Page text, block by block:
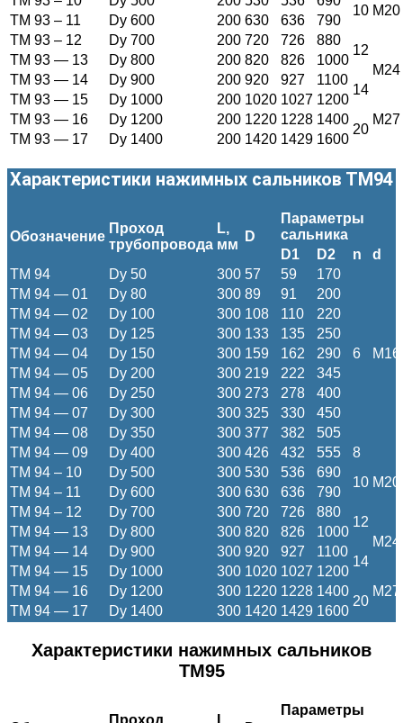
M20
10
ТМ 93 – 11 Dy 600 200 630 636
790
ТМ 93 – 12
Dy 700 200 720 726 880
12
ТМ 93 — 13 Dy 800 200 820 826 1000
M24
ТМ 93 — 14 Dy 900 200 920 927 1100
14
ТМ 93 — 15 Dy 1000 200 1020 1027 1200
M27
ТМ 93 — 16 Dy 1200 200 1220 1228 1400
20
ТМ 93 — 17 Dy 1400 200 1420 1429 1600
Характеристики нажимных сальников ТМ94
Обозначение
Проход
трубопровода
L,
мм
D
Параметры
сальника
D1
D2 n
d
ТМ 94
Dy 50 300 57 59 170
6 M16
ТМ 94 — 01 Dy 80 300 89 91
200
ТМ 94 — 02
Dy 100 300 108 110
220
ТМ 94 — 03
Dy 125 300 133 135
250
ТМ 94 — 04
Dy 150 300 159 162
290
ТМ 94 — 05
Dy 200 300 219 222
345
ТМ 94 — 06
Dy 250 300 273 278
400
ТМ 94 — 07
Dy 300 300 325 330
450
ТМ 94 — 08
Dy 350 300 377 382
505
ТМ 94 — 09
Dy 400 300 426 432 555
8
M20
ТМ 94 – 10 Dy 500 300 530 536 690
10
ТМ 94 – 11 Dy 600 300 630 636
790
ТМ 94 – 12
Dy 700 300 720 726 880
12
ТМ 94 — 13 Dy 800 300 820 826 1000
M24
ТМ 94 — 14 Dy 900 300 920 927 1100
14
ТМ 94 — 15 Dy 1000 300 1020 1027 1200
M27
ТМ 94 — 16 Dy 1200 300 1220 1228 1400
20
ТМ 94 — 17 Dy 1400 300 1420 1429 1600
Характеристики нажимных сальников
ТМ95
Параметры